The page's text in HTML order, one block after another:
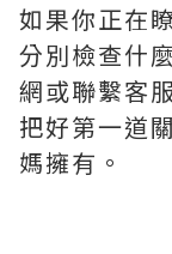
如果你正在
分別檢查什
網或聯繫客
把好第一道
媽擁有。